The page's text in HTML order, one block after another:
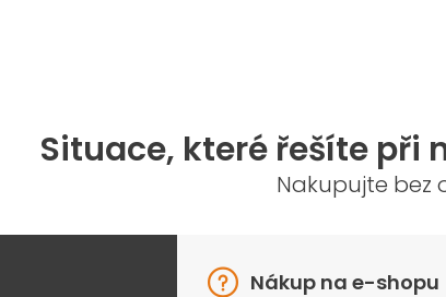
Situace, které řešíte při
Nakupujte bez
Nákup na e-shopu